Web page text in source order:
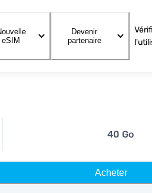
eSIM
Devenir
partenaire
40 Go
Acheter